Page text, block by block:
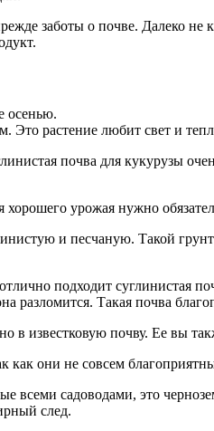
заботы о почве. Далеко
осенью.
Это растение любит свет и
почва для кукурузы
урожая нужно
и песчаную. Такой
подходит суглинистая
разломится. Такая почва
в известковую почву. Ее вы
как они не совсем
всеми садоводами, это
след.